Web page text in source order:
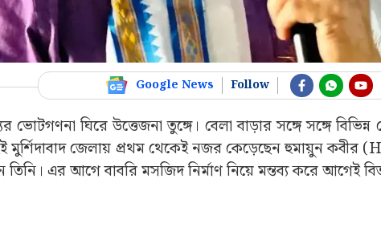
Google News Follow
ভোটগণনা ঘিরে উত্তেজনা তুঙ্গে। বেলা বাড়ার সঙ্গে সঙ্গে
জেলায় প্রথম থেকেই নজর কেড়েছেন হুমায়ুন
‌এর আগে বাবরি মসজিদ নির্মাণ নিয়ে মন্তব্য করে আগেই